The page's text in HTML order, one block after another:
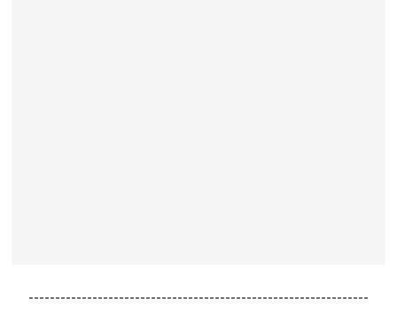
----------------------------------------------------------------